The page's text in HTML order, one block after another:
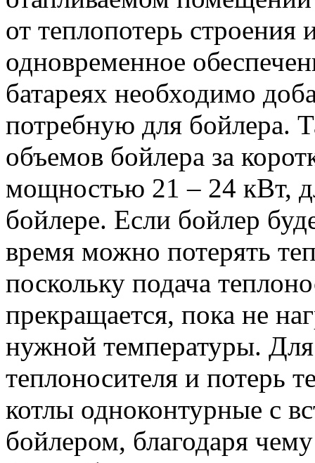
от теплопотерь строения
одновременное
батареях необходимо
потребную для бойлера.
объемов бойлера за
мощностью 21 – 24 кВт,
бойлере. Если бойлер
время можно потерять
поскольку подача
прекращается, пока не
нужной температуры.
теплоносителя и потерь
котлы одноконтурные с
бойлером, благодаря